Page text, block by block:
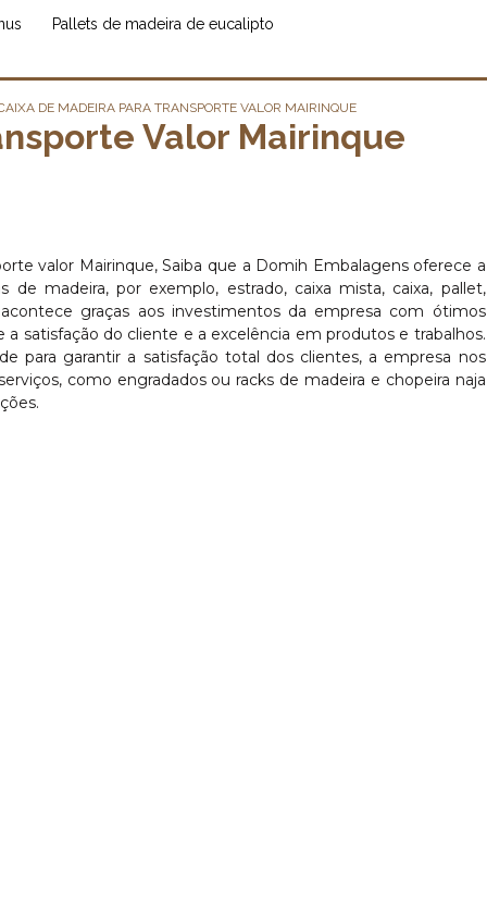
pallets de madeira de eucalipto
DE MADEIRA PARA TRANSPORTE VALOR MAIRINQUE
Valor Mairinque
valor Mairinque, Saiba que a Domih Embalagens oferece a
madeira, por exemplo, estrado, caixa mista, caixa, pallet,
graças aos investimentos da empresa com ótimos
satisfação do cliente e a excelência em produtos e trabalhos.
para garantir a satisfação total dos clientes, a empresa nos
como engradados ou racks de madeira e chopeira naja